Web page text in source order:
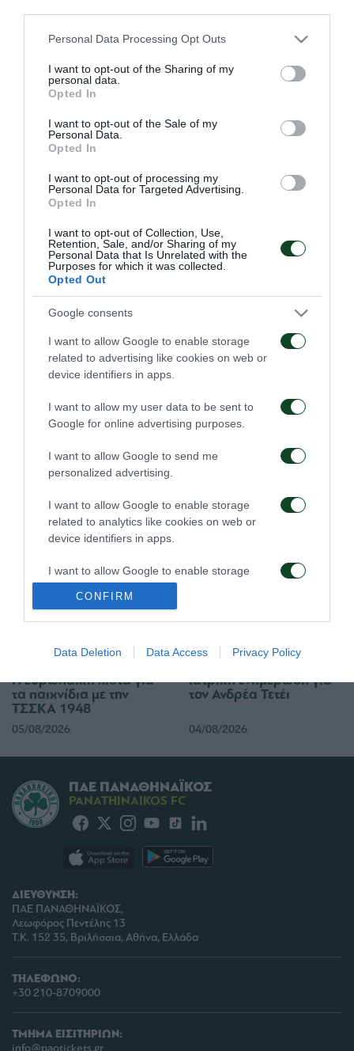
Please note that this website/app uses one or more Google
not limited to your visit or usage behaviour. You may click to
grant or deny consent to Google and its third-party tags to
use your data for below specified purposes in below Google
consent section.
Personal Data Processing Opt Outs
I want to opt-out of the Sharing of my
personal data.
Opted In
I want to opt-out of the Sale of my
Personal Data.
Opted In
I want to opt-out of processing my
Personal Data for Targeted Advertising.
Opted In
I want to opt-out of Collection, Use,
Retention, Sale, and/or Sharing of my
Personal Data that Is Unrelated with the
Purposes for which it was collected.
Opted Out
Google consents
I want to allow Google to enable storage
related to advertising like cookies on web or
device identifiers in apps.
I want to allow my user data to be sent to
Google for online advertising purposes.
I want to allow Google to send me
personalized advertising.
I want to allow Google to enable storage
related to analytics like cookies on web or
device identifiers in apps.
I want to allow Google to enable storage
related to functionality of the website or app.
I want to allow Google to enable storage
related to security, including authentication
functionality and fraud prevention, and other
CONFIRM
Data Deletion Data Access Privacy Policy
που υποβλήθηκε σε θεραπεία.
ανοίγματα και ολοκλήρωσαν με παιχνίδι τριών
ομάδων στο μισό γήπεδο.
ΑΓΩΝΙΣΤΙΚΑ
Επιστροφή Τετέι στο «Γ.
09/08/2026
Τακτική και κυκλοφορία
08/08/2026
τον Γκαρσία
06/08/2026
Για την πρόκριση στη
Σόφια
Η ευρωπαϊκή λίστα για
τα παιχνίδια με την
ΤΣΣΚΑ 1948
05/08/2026
Ιατρική ενημέρωση για
τον Ανδρέα Τετέι
04/08/2026
ΔΙΕΥΘΥΝΣΗ:
ΠΑΕ ΠΑΝΑΘΗΝΑΪΚΟΣ,
Λεωφόρος Πεντέλης 13
Τ.Κ. 152 35, Βριλήσσια, Αθήνα, Ελλάδα
ΤΗΛΕΦΩΝΟ:
+30 210-8709000
ΤΜΗΜΑ ΕΙΣΙΤΗΡΙΩΝ:
info@paotickets.gr
ΠΑΕ ΠΑΝΑΘΗΝΑΪΚΟΣ
PANATHINAIKOS FC